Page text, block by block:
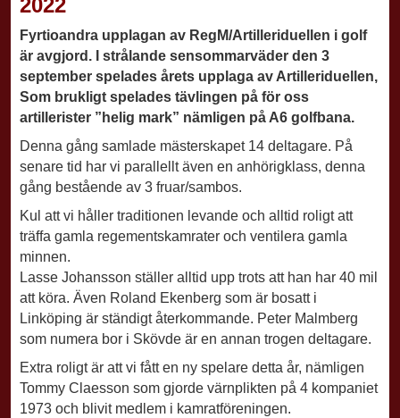
2022
Fyrtioandra upplagan av RegM/Artilleriduellen i golf
är avgjord. I strålande sensommarväder den 3
september spelades årets upplaga av Artilleriduellen,
Som brukligt spelades tävlingen på för oss
artillerister ”helig mark” nämligen på A6 golfbana.
Denna gång samlade mästerskapet 14 deltagare. På
senare tid har vi parallellt även en anhörigklass, denna
gång bestående av 3 fruar/sambos.
Kul att vi håller traditionen levande och alltid roligt att
träffa gamla regementskamrater och ventilera gamla
minnen.
Lasse Johansson ställer alltid upp trots att han har 40 mil
att köra. Även Roland Ekenberg som är bosatt i
Linköping är ständigt återkommande. Peter Malmberg
som numera bor i Skövde är en annan trogen deltagare.
Extra roligt är att vi fått en ny spelare detta år, nämligen
Tommy Claesson som gjorde värnplikten på 4 kompaniet
1973 och blivit medlem i kamratföreningen.